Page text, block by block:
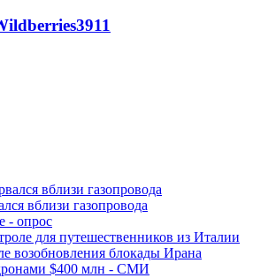
3911
вблизи газопровода
- опрос
для путешественников из Италии
возобновления блокады Ирана
$400 млн - СМИ